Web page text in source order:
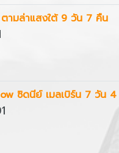
ตามล่าแสงใต้ 9 วัน 7 คืน
ซิดนีย์ เมลเบิร์น 7 วัน